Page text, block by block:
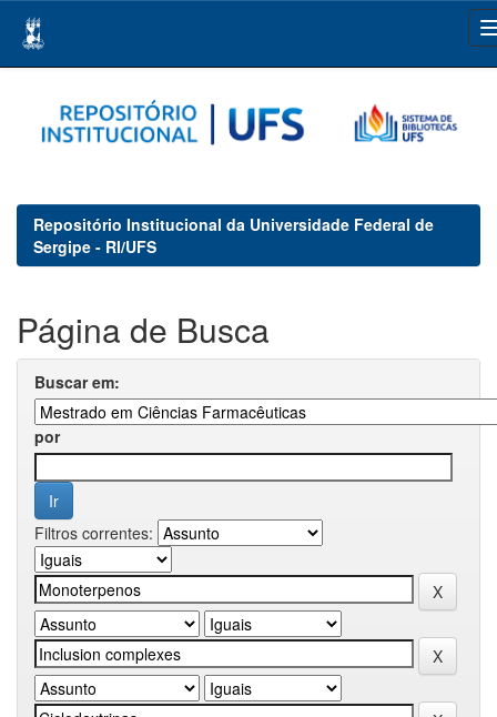
navigation
Repositório Institucional da Universidade Federal de
Sergipe - RI/UFS
Página de Busca
Buscar em:
por
Filtros correntes: